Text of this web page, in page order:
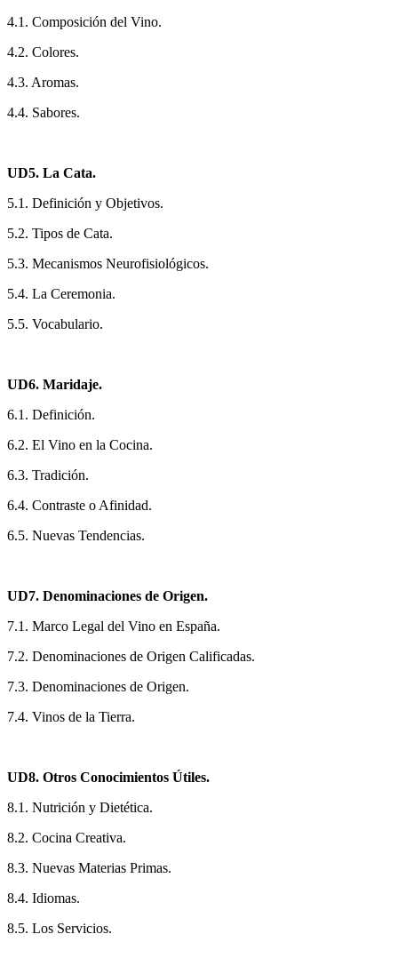
4.1. Composición del Vino.
4.2. Colores.
4.3. Aromas.
4.4. Sabores.
UD5. La Cata.
5.1. Definición y Objetivos.
5.2. Tipos de Cata.
5.3. Mecanismos Neurofisiológicos.
5.4. La Ceremonia.
5.5. Vocabulario.
UD6. Maridaje.
6.1. Definición.
6.2. El Vino en la Cocina.
6.3. Tradición.
6.4. Contraste o Afinidad.
6.5. Nuevas Tendencias.
UD7. Denominaciones de Origen.
7.1. Marco Legal del Vino en España.
7.2. Denominaciones de Origen Calificadas.
7.3. Denominaciones de Origen.
7.4. Vinos de la Tierra.
UD8. Otros Conocimientos Útiles.
8.1. Nutrición y Dietética.
8.2. Cocina Creativa.
8.3. Nuevas Materias Primas.
8.4. Idiomas.
8.5. Los Servicios.